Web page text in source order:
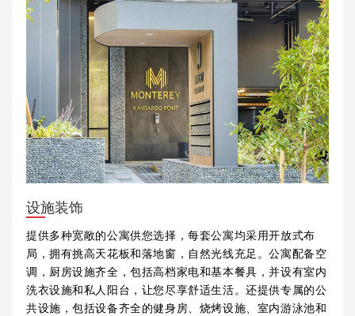
设施装饰
提供多种宽敞的公寓供您选择，每套公寓均采用开放式布
局，拥有挑高天花板和落地窗，自然光线充足。公寓配备空
调，厨房设施齐全，包括高档家电和基本餐具，并设有室内
洗衣设施和私人阳台，让您尽享舒适生活。还提供专属的公
共设施，包括设备齐全的健身房、烧烤设施、室内游泳池和